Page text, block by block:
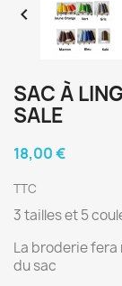

SAC À
SALE
18,00 €
TTC
3 tailles et 5
La broderie fera
du sac